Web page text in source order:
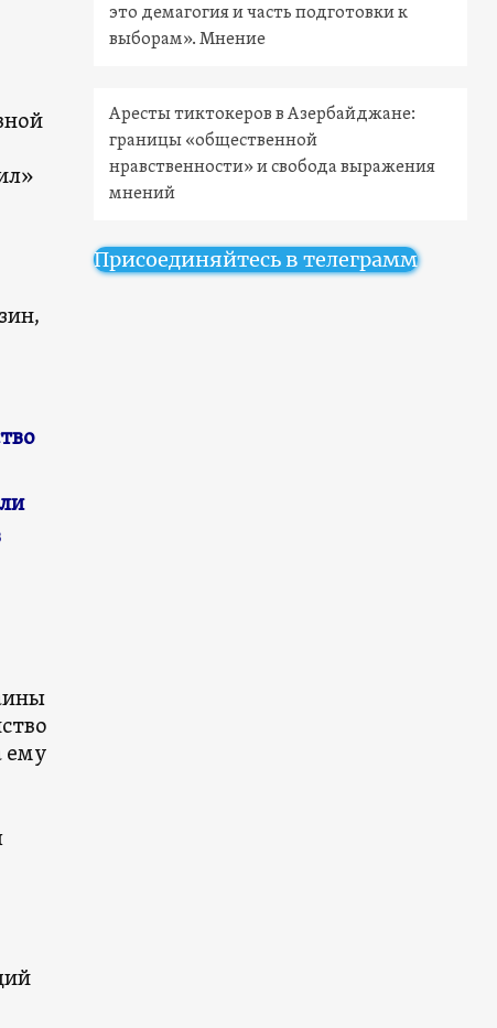
ему
это демагогия и часть подготовки к
выборам». Мнение
Аресты тиктокеров в Азербайджане:
границы «общественной
нравственности» и свобода выражения
мнений
Присоединяйтесь в телеграмм